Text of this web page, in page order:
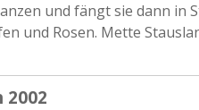
und fängt sie dann in
und Rosen. Mette
2002